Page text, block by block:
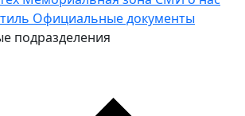
Официальные документы
подразделения